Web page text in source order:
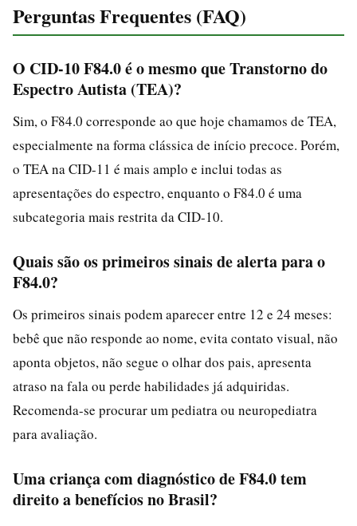
Perguntas Frequentes (FAQ)
O CID-10 F84.0 é o mesmo que Transtorno do
Espectro Autista (TEA)?
Sim, o F84.0 corresponde ao que hoje chamamos de TEA,
especialmente na forma clássica de início precoce. Porém,
o TEA na CID-11 é mais amplo e inclui todas as
apresentações do espectro, enquanto o F84.0 é uma
subcategoria mais restrita da CID-10.
Quais são os primeiros sinais de alerta para o
F84.0?
Os primeiros sinais podem aparecer entre 12 e 24 meses:
bebê que não responde ao nome, evita contato visual, não
aponta objetos, não segue o olhar dos pais, apresenta
atraso na fala ou perde habilidades já adquiridas.
Recomenda-se procurar um pediatra ou neuropediatra
para avaliação.
Uma criança com diagnóstico de F84.0 tem
direito a benefícios no Brasil?